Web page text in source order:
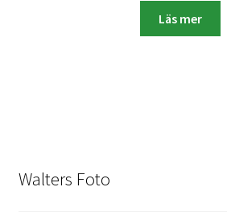
Mitt konto
Läs mer
Walters Foto